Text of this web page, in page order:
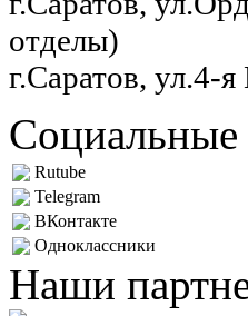
отделы)
г.Саратов, ул.4-
Социальные
Rutube
Telegram
ВКонтакте
Одноклассники
Наши